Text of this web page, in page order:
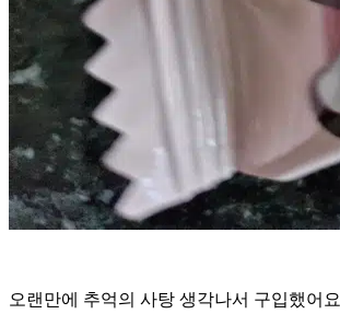
오랜만에 추억의 사탕 생각나서 구입했어요